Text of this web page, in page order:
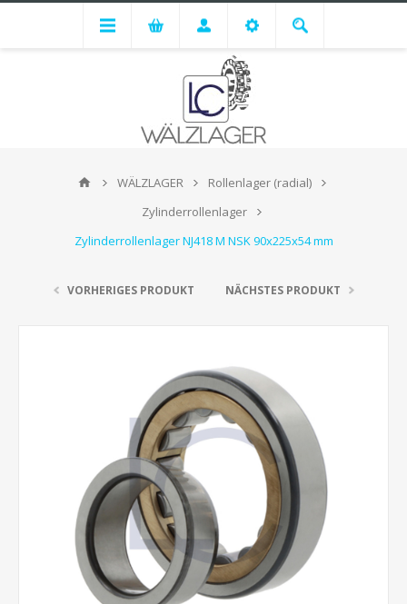
WÄLZLAGER
Rollenlager (radial)
Zylinderrollenlager
Zylinderrollenlager NJ418 M NSK 90x225x54 mm
VORHERIGES PRODUKT NÄCHSTES PRODUKT